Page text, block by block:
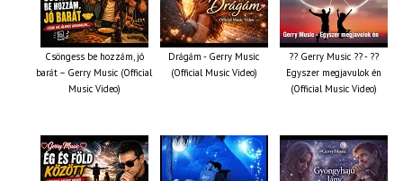
Csöngess be hozzám, jó
barát – Gerry Music (Official
Music Video)
Drágám - Gerry Music
(Official Music Video)
?? Gerry Music ?? - ??
Egyszer megjavulok én
(Official Music Video)